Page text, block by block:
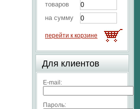
товаров
на сумму
перейти к корзине
Для клиентов
E-mail:
Пароль: